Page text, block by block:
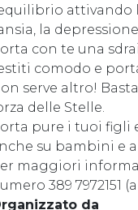
la
con te una
comodo e
serve altro!
delle Stelle.
pure i tuoi figli
su bambini e
maggiori
389 7972151
da